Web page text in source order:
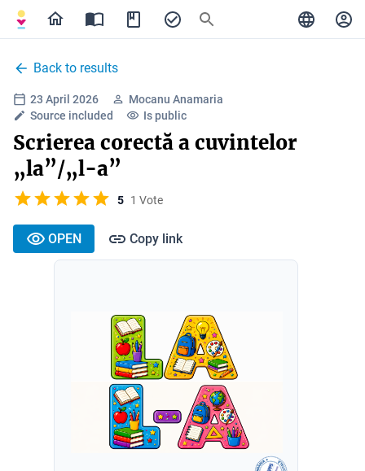
Back to results
23 April 2026
Mocanu Anamaria
Source included
Is public
Scrierea corectă a cuvintelor
„la”/„l-a”
5 1 Vote
OPEN Copy link